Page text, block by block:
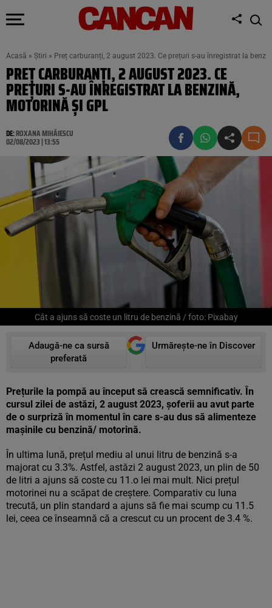
Acasă » Știri » Preț carburanți, 2 august 2023. Ce prețuri s-au înregistrat la
PREȚ CARBURANȚI, 2 AUGUST 2023. CE
PREȚURI S-AU ÎNREGISTRAT LA BENZINĂ,
MOTORINĂ ȘI GPL
DE:ROXANA MIHĂIESCU
02/08/2023 | 13:55
Cât a ajuns să coste un litru de benzină / foto: Pixabay
Adaugă-ne ca sursă
preferată
Urmărește-ne în Discover
Prețurile la pompă au început să crească semnificativ. În
cursul zilei de astăzi, 2 august 2023, șoferii au avut parte
de o surpriză în momentul în care s-au dus să alimenteze
mașinile cu benzină/ motorină.
În ultima lună, prețul mediu al unui litru de benzină s-a
majorat cu 3.3%. Astfel, astăzi 2 august 2023, un plin de 50
de litri a ajuns să coste cu 11.o lei mai mult. Nici prețul
motorinei nu a scăpat de creștere. Comparativ cu luna
trecută, un plin standard a ajuns să fie mai scump cu 11.5
lei, ceea ce înseamnă că a crescut cu un procent de 3.4 %.